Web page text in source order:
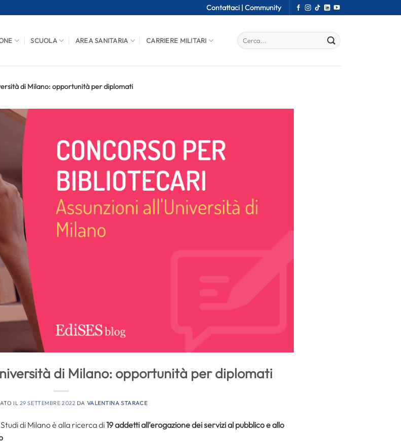
Contattaci | Community
SCUOLA AREA SANITARIA CARRIERE MILITARI
di Milano: opportunità per diplomati
di Milano: opportunità per diplomati
IL 29 SETTEMBRE 2022 DA VALENTINA STARACE
di Milano è alla ricerca di19 addetti all’erogazione dei servizi al pubblico e allo